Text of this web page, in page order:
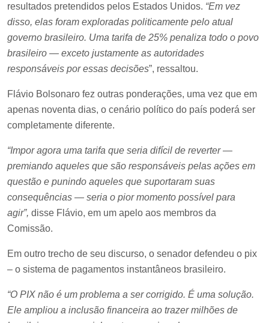
resultados pretendidos pelos Estados Unidos. “Em vez
disso, elas foram exploradas politicamente pelo atual
governo brasileiro. Uma tarifa de 25% penaliza todo o povo
brasileiro — exceto justamente as autoridades
responsáveis por essas decisões”, ressaltou.
Flávio Bolsonaro fez outras ponderações, uma vez que em
apenas noventa dias, o cenário político do país poderá ser
completamente diferente.
“Impor agora uma tarifa que seria difícil de reverter —
premiando aqueles que são responsáveis pelas ações em
questão e punindo aqueles que suportaram suas
consequências — seria o pior momento possível para
agir”, disse Flávio, em um apelo aos membros da
Comissão.
Em outro trecho de seu discurso, o senador defendeu o pix
– o sistema de pagamentos instantâneos brasileiro.
“O PIX não é um problema a ser corrigido. É uma solução.
Ele ampliou a inclusão financeira ao trazer milhões de